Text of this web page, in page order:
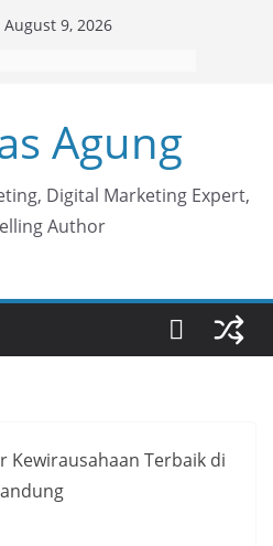
9, 2026
Agung
Digital Marketing Expert,
Author